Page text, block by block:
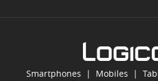
Smartphones | Mobiles |